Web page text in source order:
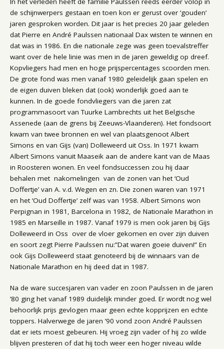
de schijnwerpers gestaan en toen kon er gerust over ‘gouden’
jaren gesproken worden. Dit jaar is het precies 20 jaar geleden
dat Pierre en André Paulssen nationaal Dax wisten te winnen en
dat was in 1986. En die nationale zege was geen toevalstreffer
want over de hele linie was men in de jaren geweldig op dreef.
Kopvliegers had men en hoge prijspercentages scoorden men.
De grote fond was men vanaf 1980 geleidelijk gaan spelen en
de eigen duiven bleken dat (ook) wonderlijk goed aan te
kunnen. In de goede fondvliegers van die jaren zat
programmasoort van Tuurke Lambrechts uit het Belgische
Assenede (aan de grens bij Zeeuws-Vlaanderen). Het fondsoort
kwam van twee bronnen en wel van plaatsgenoot Albert
Simons en van Gijs (van) Dolleweerd uit Oss. In 1971 kwam
Albert Simons vanuit Maaseik aan de andere kant van de Maas
in Roosteren wonen. En veel fondsuccessen zou hij daar
behalen met nakomelingen van de zonen van het ‘Oud
Doffertje’ van A. v.d. Wegen en zn. Die zonen waren van 1971
en het ‘Oud Doffertje’ zelf was van 1958. Albert Simons won
Perpignan in 1981, Barcelona in 1982, de Nationale Marathon in
1985 en Marseille in 1987. Vanaf 1979 is men ook jaren bij Gijs
Dolleweerd in Oss over de vloer gekomen en over zijn duiven
en soort zegt Pierre Paulssen nu:”Dat waren goeie duiven!” En
ook Gijs Dolleweerd staat genoteerd bij de winnaars van de
Nationale Marathon en hij deed dat in 1987.
Na de ware succesjaren van vader en zoon Paulssen in de jaren
’80 ging het vanaf 1989 duidelijk minder goed. Er wordt nog wel
behoorlijk prijs gevlogen maar geen echte kopprijzen en echte
toppers. Halverwege de jaren ’90 vond zoon André Paulssen
dat er iets moest gebeuren. Hij vroeg zijn vader of hij zo wilde
blijven presteren of dat hij toch weer een hoger niveau wilde